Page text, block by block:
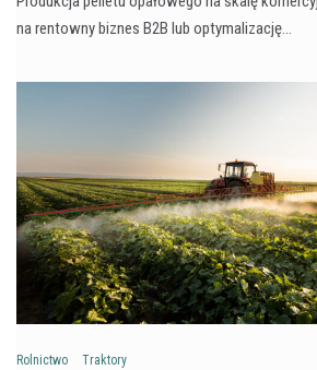
na rentowny biznes B2B lub optymalizację…
Rolnictwo Traktory